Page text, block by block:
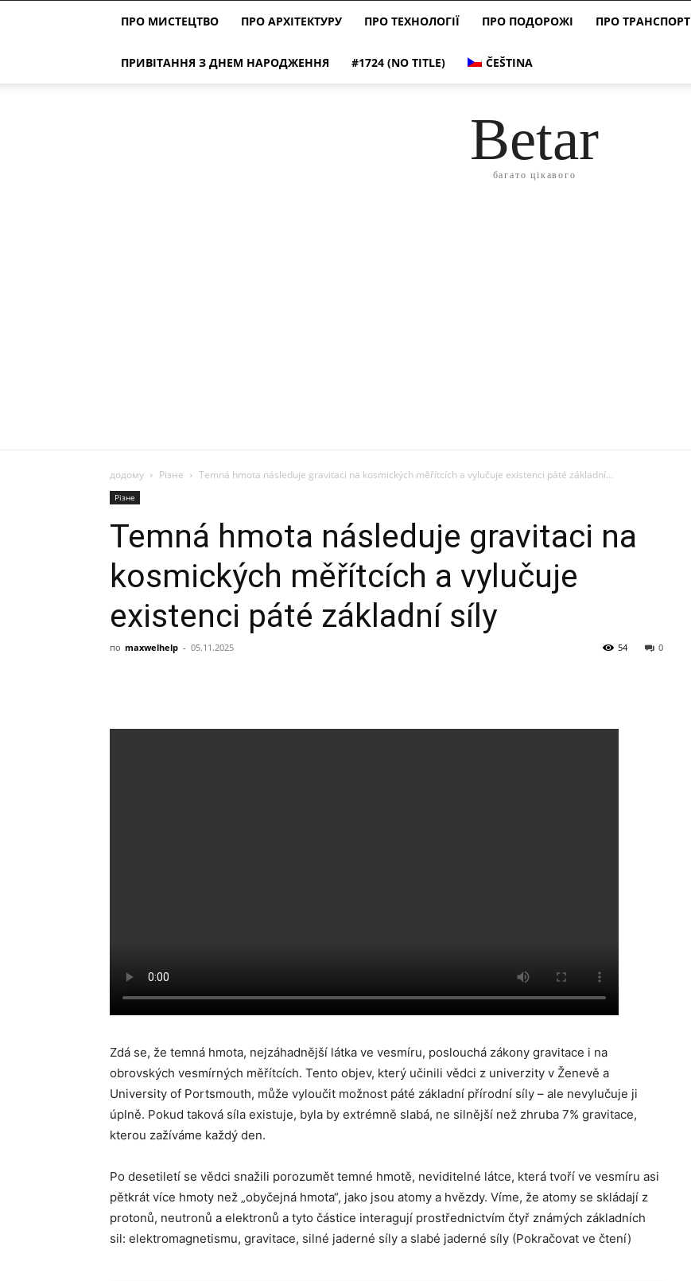
ПРО МИСТЕЦТВО ПРО АРХІТЕКТУРУ ПРО ТЕХНОЛОГІЇ ПРО ПОДОРОЖІ ПРО ТРАНСПОРТ
ПРИВІТАННЯ З ДНЕМ НАРОДЖЕННЯ #1724 (NO TITLE) ČEŠTINA
Betar
багато цікавого
додому Різне Temná hmota následuje gravitaci na kosmických měřítcích a vylučuje existenci páté základní...
Різне
Temná hmota následuje gravitaci na
kosmických měřítcích a vylučuje
existenci páté základní síly
по maxwelhelp - 05.11.2025 0
54
Zdá se, že temná hmota, nejzáhadnější látka ve vesmíru, poslouchá zákony gravitace i na
obrovských vesmírných měřítcích. Tento objev, který učinili vědci z univerzity v Ženevě a
University of Portsmouth, může vyloučit možnost páté základní přírodní síly – ale nevylučuje ji
úplně. Pokud taková síla existuje, byla by extrémně slabá, ne silnější než zhruba 7% gravitace,
kterou zažíváme každý den.
Po desetiletí se vědci snažili porozumět temné hmotě, neviditelné látce, která tvoří ve vesmíru asi
pětkrát více hmoty než „obyčejná hmota“, jako jsou atomy a hvězdy. Víme, že atomy se skládají z
protonů, neutronů a elektronů a tyto částice interagují prostřednictvím čtyř známých základních
sil: elektromagnetismu, gravitace, silné jaderné síly a slabé jaderné síly (Pokračovat ve čtení)